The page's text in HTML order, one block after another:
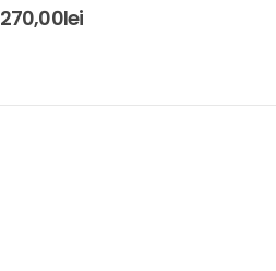
5.00out of 5
270,00lei